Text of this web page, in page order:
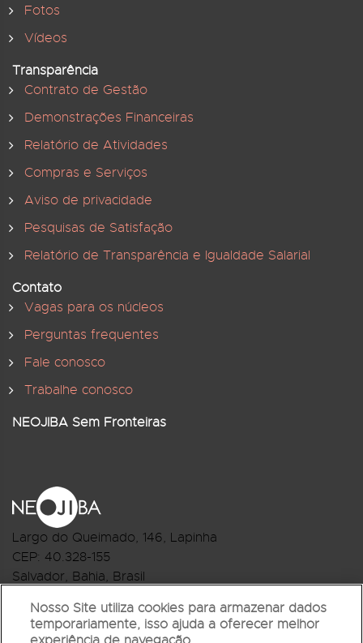
Fotos
Vídeos
Transparência
Contrato de Gestão
Demonstrações Financeiras
Relatório de Atividades
Compras e Serviços
Aviso de privacidade
Pesquisas de Satisfação
Relatório de Transparência e Igualdade Salarial
Contato
Vagas para os núcleos
Perguntas frequentes
Fale conosco
Trabalhe conosco
NEOJIBA Sem Fronteiras
Largo do Queimado, 146, Lapinha
CEP: 40.328-155
Salvador, Bahia, Brasil
R.Monte Castelo Nº 62, Bairro Barbalho
Nosso Site utiliza cookies para armazenar dados
temporariamente, isso ajuda a oferecer melhor